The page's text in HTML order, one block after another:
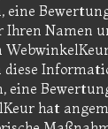
eine
Ihren Namen
diese
eine
hat